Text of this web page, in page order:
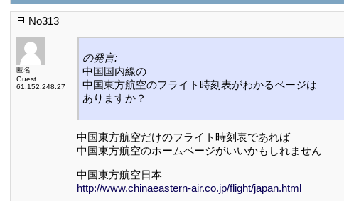
No313
匿名
Guest
61.152.248.27
の発言:
中国国内線の
中国東方航空のフライト時刻表がわかるページは
ありますか？
中国東方航空だけのフライト時刻表であれば
中国東方航空のホームページがいいかもしれません
中国東方航空日本
http://www.chinaeastern-air.co.jp/flight/japan.html